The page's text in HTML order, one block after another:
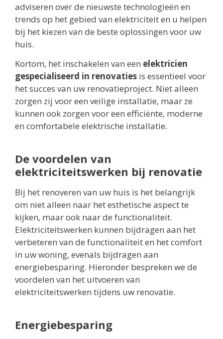
adviseren over de nieuwste technologieën en
trends op het gebied van elektriciteit en u helpen
bij het kiezen van de beste oplossingen voor uw
huis.
Kortom, het inschakelen van een elektricien
gespecialiseerd in renovaties is essentieel voor
het succes van uw renovatieproject. Niet alleen
zorgen zij voor een veilige installatie, maar ze
kunnen ook zorgen voor een efficiënte, moderne
en comfortabele elektrische installatie.
De voordelen van
elektriciteitswerken bij renovatie
Bij het renoveren van uw huis is het belangrijk
om niet alleen naar het esthetische aspect te
kijken, maar ook naar de functionaliteit.
Elektriciteitswerken kunnen bijdragen aan het
verbeteren van de functionaliteit en het comfort
in uw woning, evenals bijdragen aan
energiebesparing. Hieronder bespreken we de
voordelen van het uitvoeren van
elektriciteitswerken tijdens uw renovatie.
Energiebesparing